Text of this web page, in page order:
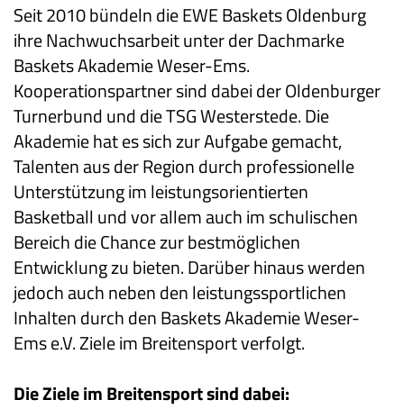
Seit 2010 bündeln die EWE Baskets Oldenburg
ihre Nachwuchsarbeit unter der Dachmarke
Baskets Akademie Weser-Ems.
Kooperationspartner sind dabei der Oldenburger
Turnerbund und die TSG Westerstede. Die
Akademie hat es sich zur Aufgabe gemacht,
Talenten aus der Region durch professionelle
Unterstützung im leistungsorientierten
Basketball und vor allem auch im schulischen
Bereich die Chance zur bestmöglichen
Entwicklung zu bieten. Darüber hinaus werden
jedoch auch neben den leistungssportlichen
Inhalten durch den Baskets Akademie Weser-
Ems e.V. Ziele im Breitensport verfolgt.
Die Ziele im Breitensport sind dabei: